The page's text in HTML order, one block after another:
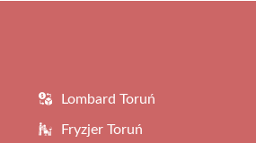
Lombard Toruń
Fryzjer Toruń